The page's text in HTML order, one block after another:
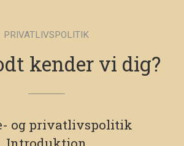
PRIVATLIVSPOLITIK
kender vi dig?
og privatlivspolitik